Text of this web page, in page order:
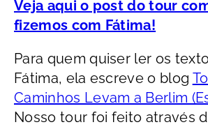
Veja aqui o post do tour
fizemos com Fátima!
Para quem quiser ler os
Fátima, ela escreve o blog
Caminhos Levam a Berlim
Nosso tour foi feito através